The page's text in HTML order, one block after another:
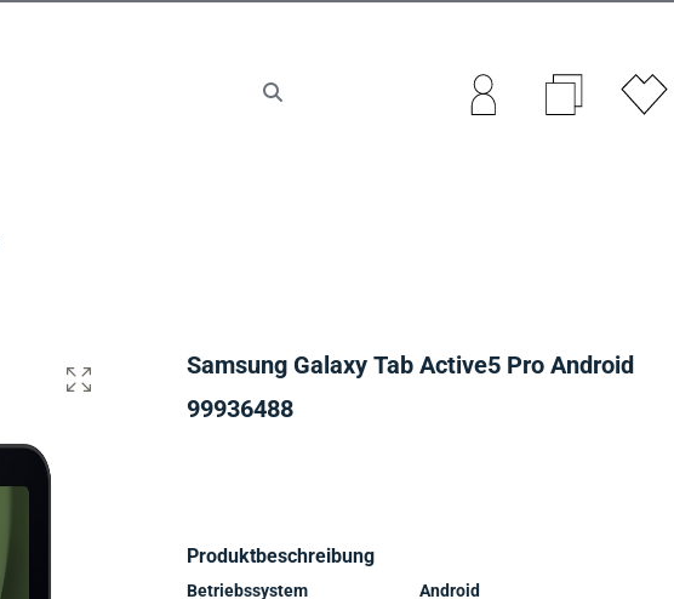
Samsung Galaxy Tab Active5 Pro Android
99936488
Produktbeschreibung
Betriebssystem
Android